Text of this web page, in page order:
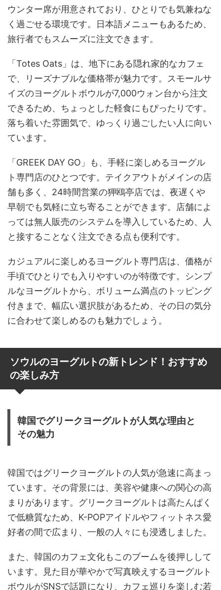
ウンター席が用意されており、ひとりでも気兼ねな
く過ごせる環境です。日本語メニューもあるため、
旅行者でもスムーズに注文できます。
「Totes Oats」は、地下にある隠れ家的なカフェ
で、リーズナブルな価格帯が魅力です。スモールサ
イズのヨーグルトボウルが7,000ウォン台から注文
できるため、ちょっとした軽食にもぴったりです。
落ち着いた雰囲気で、ゆっくり過ごしたい人に向い
ています。
「GREEK DAY GO」も、手軽に楽しめるヨーグル
ト専門店のひとつです。テイクアウトがメインの店
舗も多く、24時間営業の狎鴎亭店では、夜遅くや
早朝でも気軽に立ち寄ることができます。店舗によ
っては無人販売のシステムを導入しているため、人
と接することなく注文できる点も便利です。
カジュアルに楽しめるヨーグルト専門店は、価格が
手頃でひとりでも入りやすいのが特徴です。シンプ
ルなヨーグルトから、ボリューム満点のトッピング
付きまで、幅広い選択肢があるため、その日の気分
に合わせて楽しめるのも魅力でしょう。
ソウルのヨーグルトの新トレンド！おすすめ
の楽しみ方
韓国でグリークヨーグルトが人気な理由と
その魅力
韓国ではグリークヨーグルトの人気が急速に高まっ
ています。その背景には、美容や健康への関心の高
まりがあります。グリークヨーグルトは高たんぱく
で低糖質なため、K-POPアイドルやフィットネス愛
好者の間で広まり、一般の人々にも浸透しました。
また、韓国のカフェ文化もこのブームを後押しして
います。見た目が華やかで写真映えするヨーグルト
ボウルがSNSで話題になり、カフェ巡りを楽しむ若